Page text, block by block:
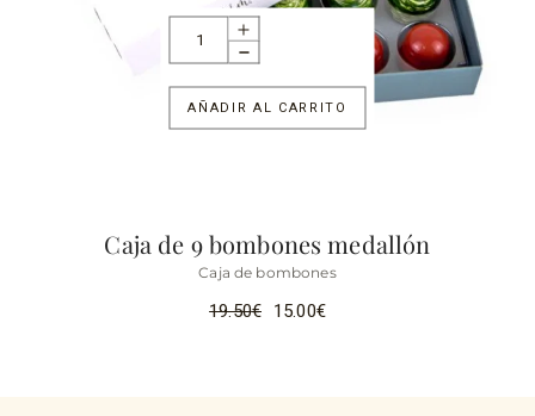
AÑADIR AL CARRITO
Caja de 9 bombones medallón
Caja de bombones
19.50€ 15.00€